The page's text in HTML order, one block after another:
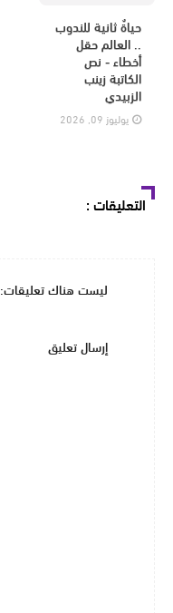
حياةٌ ثانية للندوب
.. العالم حقل
أخطاء - نص
الكاتبة زينب
الزبيدي
يوليوز 09, 2026
التعليقات :
ليست هناك تعليقات:
إرسال تعليق